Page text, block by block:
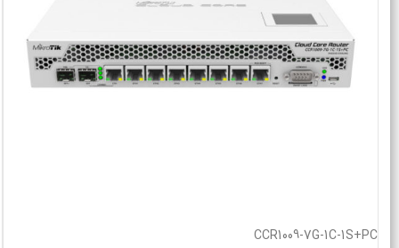
CCR1009-7G-1C-1S+PC